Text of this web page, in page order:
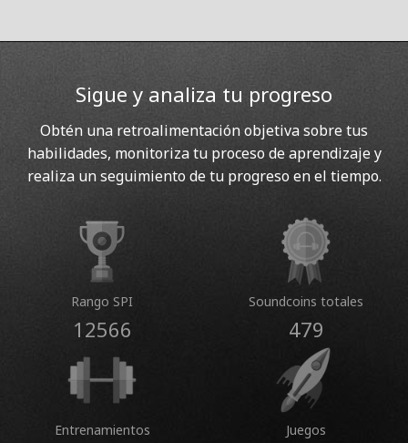
Sigue y analiza tu progreso
Obtén una retroalimentación objetiva sobre tus
habilidades, monitoriza tu proceso de aprendizaje y
realiza un seguimiento de tu progreso en el tiempo.
Rango SPI
12566
Soundcoins totales
479
Entrenamientos Juegos